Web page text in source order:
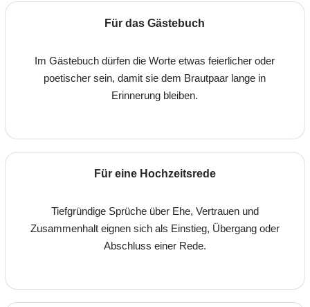
Für das Gästebuch
Im Gästebuch dürfen die Worte etwas feierlicher oder
poetischer sein, damit sie dem Brautpaar lange in
Erinnerung bleiben.
Für eine Hochzeitsrede
Tiefgründige Sprüche über Ehe, Vertrauen und
Zusammenhalt eignen sich als Einstieg, Übergang oder
Abschluss einer Rede.